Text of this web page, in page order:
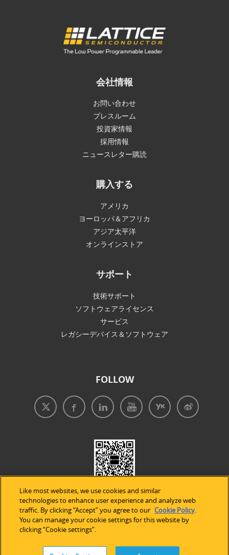
会社情報
お問い合わせ
プレスルーム
投資家情報
採用情報
ニュースレター購読
購入する
アメリカ
ヨーロッパ＆アフリカ
アジア太平洋
オンラインストア
サポート
技術サポート
ソフトウェアライセンス
サービス
レガシーデバイス＆ソフトウェア
FOLLOW
| プライバシープリシー
Like most websites, we use cookies and similar
technologies to enhance user experience and analyze web
traffic. By clicking “Accept” you agree to our Cookie Policy.
You can manage your cookie settings for this website by
clicking “Cookie settings”.